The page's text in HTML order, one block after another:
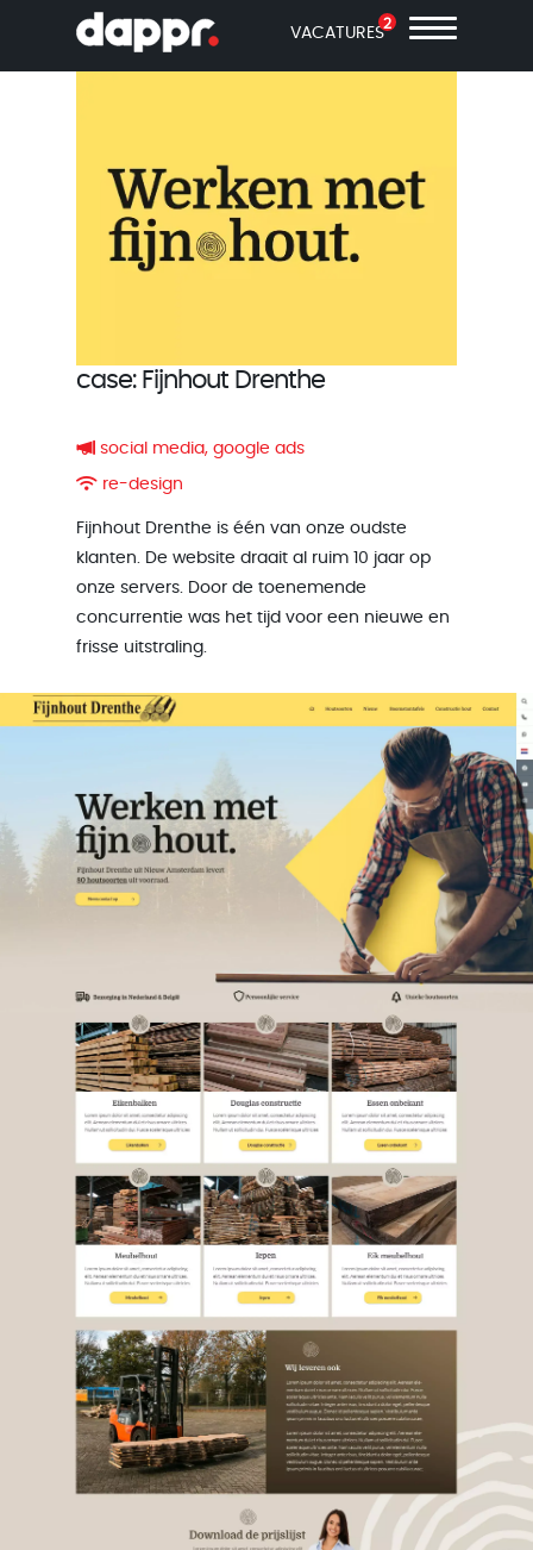
VACATURES
2
case: Fijnhout Drenthe
social media, google ads
re-design
Fijnhout Drenthe is één van onze oudste
klanten. De website draait al ruim 10 jaar op
onze servers. Door de toenemende
concurrentie was het tijd voor een nieuwe en
frisse uitstraling.